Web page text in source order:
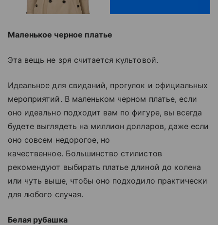
Маленькое черное платье
Эта вещь не зря считается культовой.
Идеальное для свиданий, прогулок и официальных
мероприятий. В маленьком черном платье, если
оно идеально подходит вам по фигуре, вы всегда
будете выглядеть на миллион долларов, даже если
оно совсем недорогое, но
качественное. Большинство стилистов
рекомендуют выбирать платье длиной до колена
или чуть выше, чтобы оно подходило практически
для любого случая.
Белая рубашка